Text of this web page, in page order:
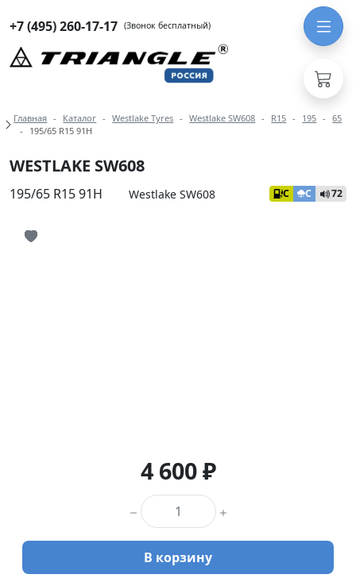
+7 (495) 260-17-17 (Звонок бесплатный)
Навигация по разделам модели
Главная Каталог Westlake Tyres Westlake SW608 R15 195
65
195/65 R15 91H
WESTLAKE SW608
195/65 R15 91H Westlake SW608 C C 72
4 600 ₽
Количество товара
В корзину